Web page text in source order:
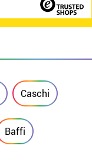
Caschi
Baffi